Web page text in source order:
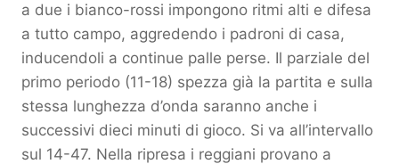
a due i bianco-rossi impongono ritmi alti e difesa
a tutto campo, aggredendo i padroni di casa,
inducendoli a continue palle perse. Il parziale del
primo periodo (11-18) spezza già la partita e sulla
stessa lunghezza d’onda saranno anche i
successivi dieci minuti di gioco. Si va all’intervallo
sul 14-47. Nella ripresa i reggiani provano a